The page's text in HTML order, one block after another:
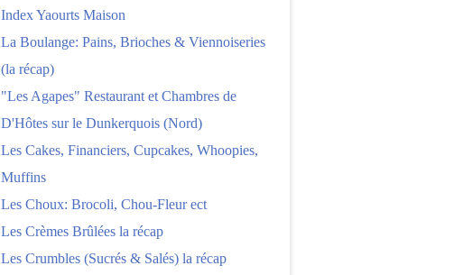
Index Yaourts Maison
La Boulange: Pains, Brioches & Viennoiseries
(la récap)
"Les Agapes" Restaurant et Chambres de
D'Hôtes sur le Dunkerquois (Nord)
Les Cakes, Financiers, Cupcakes, Whoopies,
Muffins
Les Choux: Brocoli, Chou-Fleur ect
Les Crèmes Brûlées la récap
Les Crumbles (Sucrés & Salés) la récap